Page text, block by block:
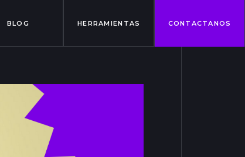
BLOG HERRAMIENTAS CONTACTANOS